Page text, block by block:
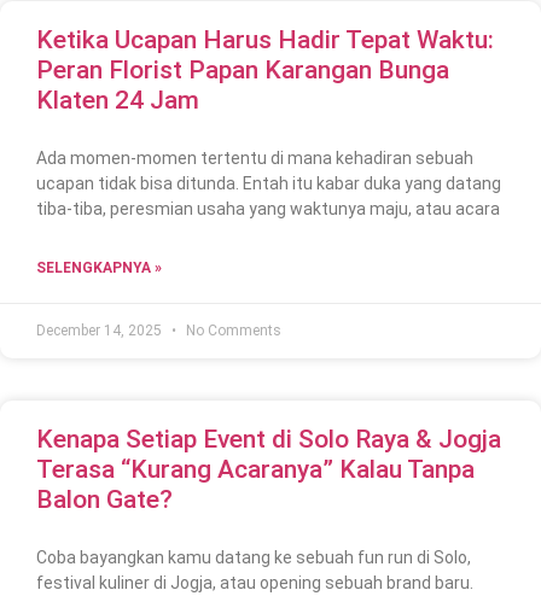
Ketika Ucapan Harus Hadir Tepat Waktu:
Peran Florist Papan Karangan Bunga
Klaten 24 Jam
Ada momen-momen tertentu di mana kehadiran sebuah
ucapan tidak bisa ditunda. Entah itu kabar duka yang datang
tiba-tiba, peresmian usaha yang waktunya maju, atau acara
SELENGKAPNYA »
December 14, 2025 No Comments
Kenapa Setiap Event di Solo Raya & Jogja
Terasa “Kurang Acaranya” Kalau Tanpa
Balon Gate?
Coba bayangkan kamu datang ke sebuah fun run di Solo,
festival kuliner di Jogja, atau opening sebuah brand baru.